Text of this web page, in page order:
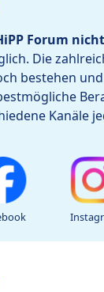
Forum
Die
bestehen
Kanäle